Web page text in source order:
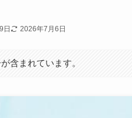
日 2026年7月6日
含まれています。